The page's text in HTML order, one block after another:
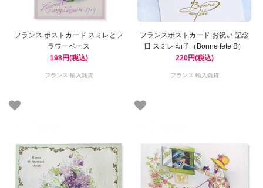
フランス ポストカード スミレとフ
ラワーベース
198円(税込)
フランス 輸入雑貨
フランスポストカード お祝い 記念
日 スミレ 幼子（Bonne fete B）
220円(税込)
フランス 輸入雑貨